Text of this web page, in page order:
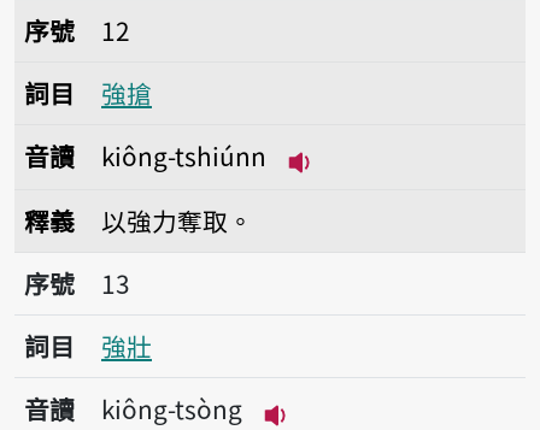
序號12強搶
序號
12
詞目
強搶
音讀
kiông-tshiúnn
釋義
以強力奪取。
序號13強壯
序號
13
詞目
強壯
音讀
kiông-tsòng